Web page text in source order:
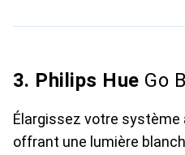
3. Philips Hue Go
Élargissez votre système
offrant une lumière